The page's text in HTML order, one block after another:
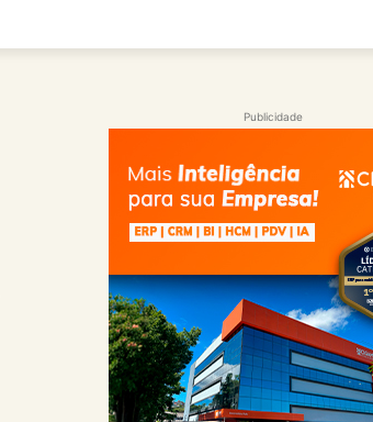
Publicidade